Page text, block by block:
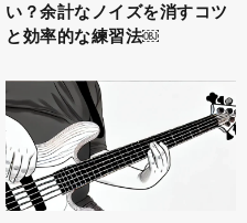
い？余計なノイズを消すコツ
と効率的な練習法￼